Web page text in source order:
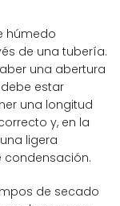
húmedo
de una tubería.
una abertura
estar
una longitud
y, en la
ligera
condensación.
de secado